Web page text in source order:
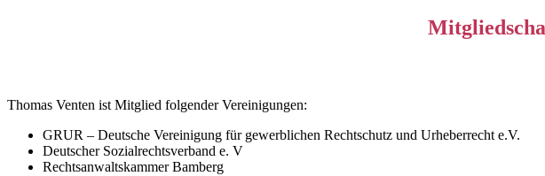
Thomas Venten ist Mitglied folgender Vereinigungen:
GRUR – Deutsche Vereinigung für gewerblichen Rechtschutz und Urheberrecht e.V.
Deutscher Sozialrechtsverband e. V
Rechtsanwaltskammer Bamberg